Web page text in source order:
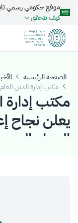
تخطي إلى المحتوى
موقع حكومي رسمي
كيف تتحقق
الصفحة الرئيسية
مكتب إدارة الدين العام بوزارة المالية يعلن
مكتب إدارة
يعلن نجاح
الدولي